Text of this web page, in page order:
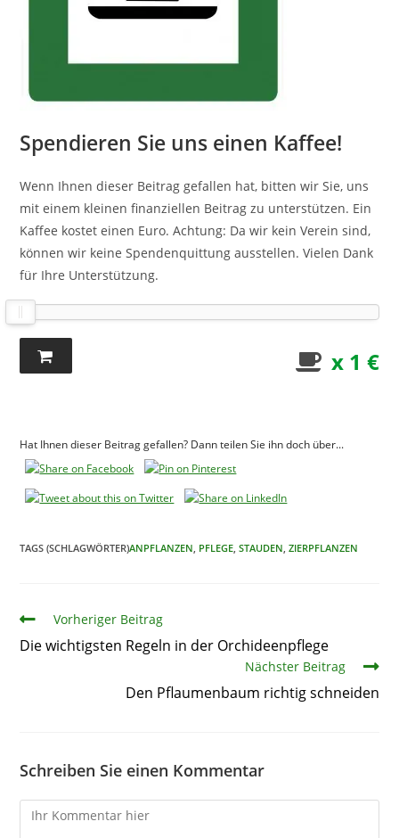
Spendieren Sie uns einen Kaffee!
Wenn Ihnen dieser Beitrag gefallen hat, bitten wir Sie, uns
mit einem kleinen finanziellen Beitrag zu unterstützen. Ein
Kaffee kostet einen Euro. Achtung: Da wir kein Verein sind,
können wir keine Spendenquittung ausstellen. Vielen Dank
für Ihre Unterstützung.
x 1 €
Hat Ihnen dieser Beitrag gefallen? Dann teilen Sie ihn doch über...
TAGS (SCHLAGWÖRTER)ANPFLANZEN, PFLEGE, STAUDEN, ZIERPFLANZEN
ArtikelVorheriger Beitrag
Die wichtigsten Regeln in der Orchideenpflege
Nächster Beitrag
Den Pflaumenbaum richtig schneiden
Schreiben Sie einen Kommentar
Kommentare